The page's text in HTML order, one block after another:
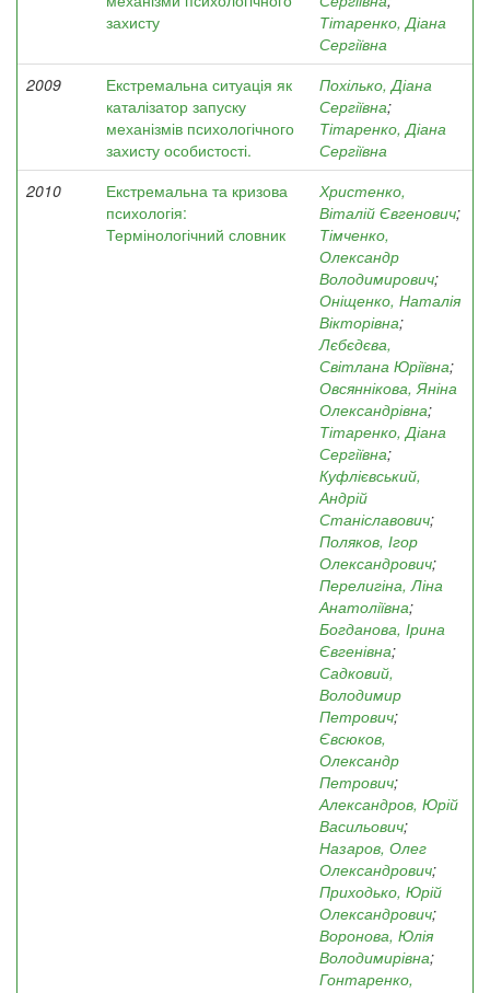
захисту
Тітаренко, Діана
Сергіївна
2009
Екстремальна ситуація як
каталізатор запуску
механізмів психологічного
захисту особистості.
Похілько, Діана
Сергіївна;
Тітаренко, Діана
Сергіївна
2010
Екстремальна та кризова
психологія:
Термінологічний словник
Христенко,
Віталій Євгенович;
Тімченко,
Олександр
Володимирович;
Оніщенко, Наталія
Вікторівна;
Лєбєдєва,
Світлана Юріївна;
Овсяннікова, Яніна
Олександрівна;
Тітаренко, Діана
Сергіївна;
Куфлієвський,
Андрій
Станіславович;
Поляков, Ігор
Олександрович;
Перелигіна, Ліна
Анатоліївна;
Богданова, Ірина
Євгенівна;
Садковий,
Володимир
Петрович;
Євсюков,
Олександр
Петрович;
Александров, Юрій
Васильович;
Назаров, Олег
Олександрович;
Приходько, Юрій
Олександрович;
Воронова, Юлія
Володимирівна;
Гонтаренко,